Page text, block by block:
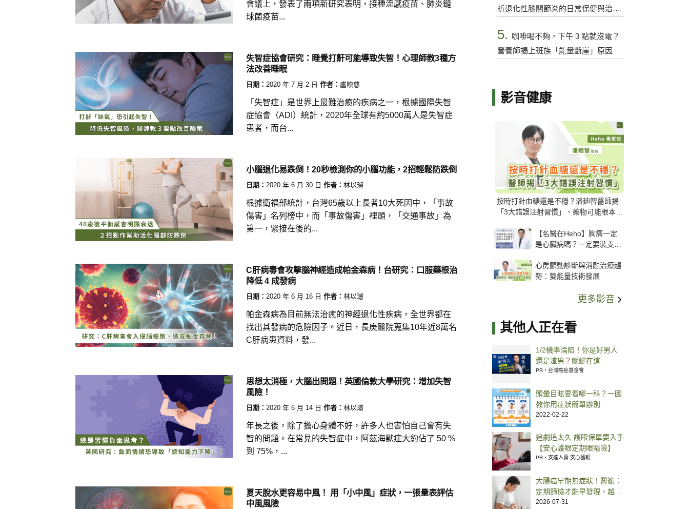
會議上，發表了兩項新研究表明，接種流感疫苗、肺炎鏈
球菌疫苗...
失智症協會研究：睡覺打鼾可能導致失智！心理師教3種方
法改善睡眠
日期： 2020 年 7 月 2 日 作者： 盧映慈
「失智症」是世界上最難治癒的疾病之一，根據國際失智
症協會（ADI）統計，2020年全球有約5000萬人是失智症
患者，而台...
小腦退化易跌倒！20秒檢測你的小腦功能，2招輕鬆防跌倒
日期： 2020 年 6 月 30 日 作者： 林以璿
根據衛福部統計，台灣65歲以上長者10大死因中，「事故
傷害」名列榜中，而「事故傷害」裡頭，「交通事故」為
第一，緊接在後的...
C肝病毒會攻擊腦神經造成帕金森病！台研究：口服藥根治
降低 4 成發病
日期： 2020 年 6 月 16 日 作者： 林以璿
帕金森病為目前無法治癒的神經退化性疾病，全世界都在
找出其發病的危險因子。近日，長庚醫院蒐集10年近8萬名
C肝病患資料，發...
思想太消極，大腦出問題！英國倫敦大學研究：增加失智
風險！
日期： 2020 年 6 月 14 日 作者： 林以璿
年長之後，除了擔心身體不好，許多人也害怕自己會有失
智的問題。在常見的失智症中，阿茲海默症大約佔了 50 %
到 75%，...
夏天脫水更容易中風！ 用「小中風」症狀，一張量表評估
中風風險
析退化性膝關節炎的日常保健與治療
5.
咖啡喝不夠，下午 3 點就沒電？
營養師揭上班族「能量斷崖」原因
影音健康
按時打針血糖還是不穩？潘廸智醫師揭
「3大錯誤注射習慣」、藥物可能根本沒
【名醫在Heho】胸痛一定
是心臟病嗎？一定要裝支
解析支架種類、風險與選擇
關鍵
心房顫動診斷與消融治療趨
勢：雙能量技術發展
更多影音
其他人正在看
1/2機率淪陷！你是好男人
還是渣男？關鍵在這
PR・台灣癌症基金會
頭暈目眩要看哪一科？一圖
教你用症狀簡單辦別
2022-02-22
追劇追太久 護眼保單要入手
【安心護眼定期眼睛險】
PR・安達人壽 安心護眼
大腸癌早期無症狀！醫籲：
定期篩檢才能早發現，越快
治療有機會控制
2026-07-31